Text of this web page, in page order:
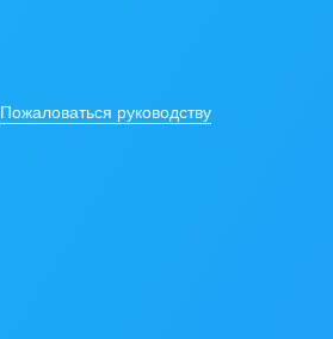
Пожаловаться руководству